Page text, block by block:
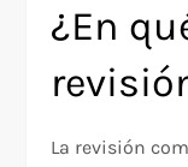
¿En
La revisión